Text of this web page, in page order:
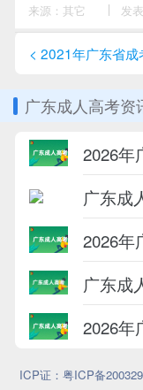
来源：其它
者：
江
老
师
发
< 2021年广东省成
广东成人高考资
广东成
2026年
广东成
2026年
ICP证：粤ICP备